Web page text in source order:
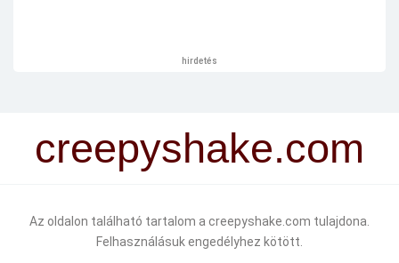
hirdetés
creepyshake.com
Az oldalon található tartalom a creepyshake.com tulajdona.
Felhasználásuk engedélyhez kötött.